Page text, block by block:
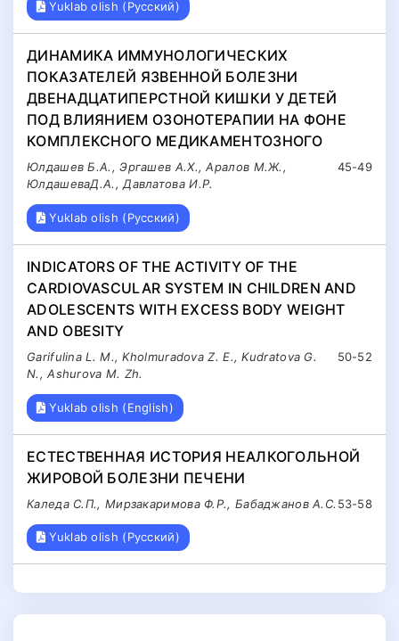
Yuklab olish (Русский)
ДИНАМИКА ИММУНОЛОГИЧЕСКИХ
ПОКАЗАТЕЛЕЙ ЯЗВЕННОЙ БОЛЕЗНИ
ДВЕНАДЦАТИПЕРСТНОЙ КИШКИ У ДЕТЕЙ
ПОД ВЛИЯНИЕМ ОЗОНОТЕРАПИИ НА ФОНЕ
КОМПЛЕКСНОГО МЕДИКАМЕНТОЗНОГО
45-49
Юлдашев Б.А., Эргашeв А.Х., Аралов М.Ж.,
ЮлдашеваД.А., Давлатова И.Р.
Yuklab olish (Русский)
INDICATORS OF THE ACTIVITY OF THE
CARDIOVASCULAR SYSTEM IN CHILDREN AND
ADOLESCENTS WITH EXCESS BODY WEIGHT
AND OBESITY
50-52
Garifulina L. M., Kholmuradova Z. E., Kudratova G.
N., Ashurova M. Zh.
Yuklab olish (English)
ЕСТЕСТВЕННАЯ ИСТОРИЯ НЕАЛКОГОЛЬНОЙ
ЖИРОВОЙ БОЛЕЗНИ ПЕЧЕНИ
53-58
Каледа С.П., Мирзакаримова Ф.Р., Бабаджанов А.С.
Yuklab olish (Русский)